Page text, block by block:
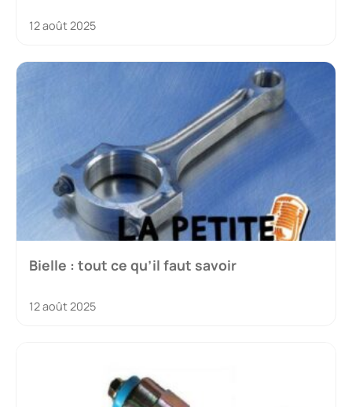
12 août 2025
Bielle : tout ce qu’il faut savoir
12 août 2025